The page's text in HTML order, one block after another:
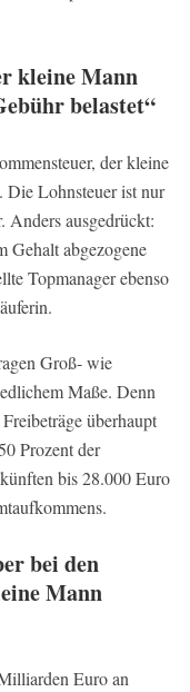
kleine Mann
belastet“
der kleine
Die Lohnsteuer ist nur
Anders ausgedrückt:
Gehalt abgezogene
Topmanager ebenso
Groß- wie
Maße. Denn
überhaupt
Prozent der
bis 28.000 Euro
bei den
Mann
Euro an